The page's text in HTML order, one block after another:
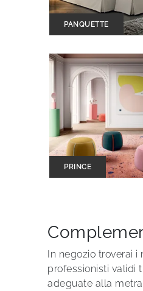
PANQUETTE
PRINCE
In negozio troverai i
professionisti validi
adeguate alla